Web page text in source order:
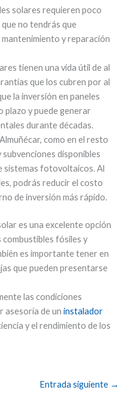
solares requieren poco
no tendrás que
y reparación
tienen una vida útil de al
que los cubren por al
la inversión en paneles
plazo y puede generar
durante décadas.
como en el resto
disponibles
sistemas fotovoltaicos. Al
podrás reducir el costo
de inversión más rápido.
es una excelente opción
combustibles fósiles y
es importante tener en
que pueden presentarse
las condiciones
asesoría de uninstalador
y el rendimiento de los
Entrada siguiente →